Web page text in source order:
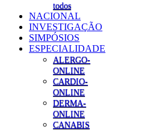
todos
NACIONAL
INVESTIGAÇÃO
SIMPÓSIOS
ESPECIALIDADE
ALERGO-
ONLINE
CARDIO-
ONLINE
DERMA-
ONLINE
CANABIS